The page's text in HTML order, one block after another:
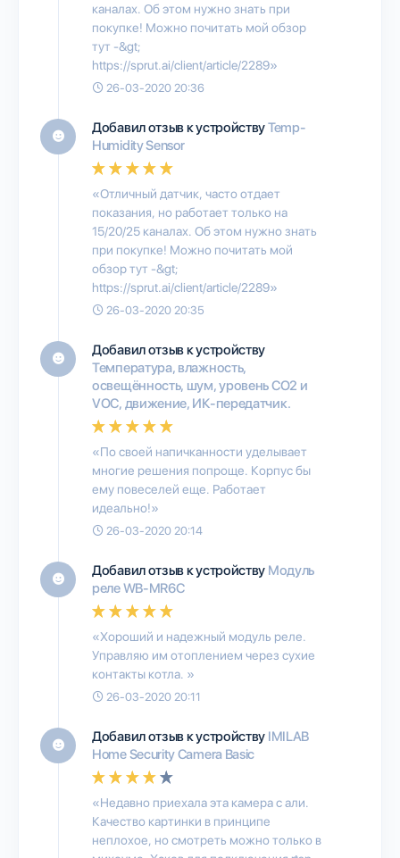
каналах. Об этом нужно знать при
покупке! Можно почитать мой обзор
тут -&gt;
https://sprut.ai/client/article/2289»
26-03-2020 20:36
Добавил отзыв к устройствуTemp-
Humidity Sensor
«Отличный датчик, часто отдает
показания, но работает только на
15/20/25 каналах. Об этом нужно знать
при покупке! Можно почитать мой
обзор тут -&gt;
https://sprut.ai/client/article/2289»
26-03-2020 20:35
Добавил отзыв к устройству
Температура, влажность,
освещённость, шум, уровень CO2 и
VOC, движение, ИК-передатчик.
«По своей напичканности уделывает
многие решения попроще. Корпус бы
ему повеселей еще. Работает
идеально!»
26-03-2020 20:14
Добавил отзыв к устройству Модуль
реле WB-MR6C
«Хороший и надежный модуль реле.
Управляю им отоплением через сухие
контакты котла. »
26-03-2020 20:11
Добавил отзыв к устройству IMILAB
Home Security Camera Basic
«Недавно приехала эта камера с али.
Качество картинки в принципе
неплохое, но смотреть можно только в